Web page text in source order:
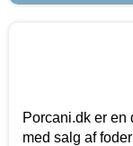
Porcani.dk er en
med salg af